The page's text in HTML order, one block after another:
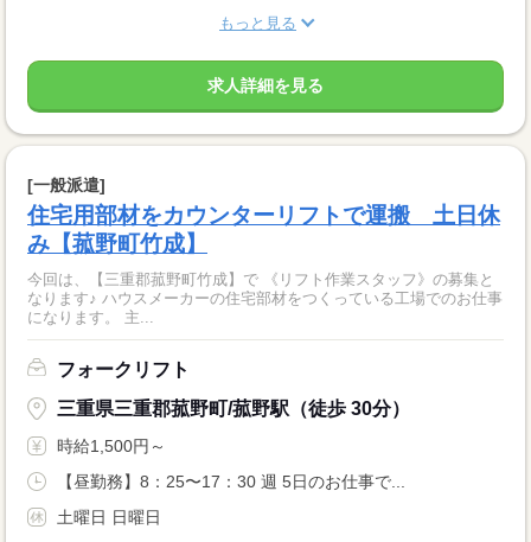
もっと見る
求人詳細を見る
[一般派遣]
住宅用部材をカウンターリフトで運搬 土日休
み【菰野町竹成】
今回は、【三重郡菰野町竹成】で 《リフト作業スタッフ》の募集と
なります♪ ハウスメーカーの住宅部材をつくっている工場でのお仕事
になります。 主...
フォークリフト
三重県三重郡菰野町/菰野駅（徒歩 30分）
時給1,500円～
【昼勤務】8：25〜17：30 週 5日のお仕事で...
土曜日 日曜日